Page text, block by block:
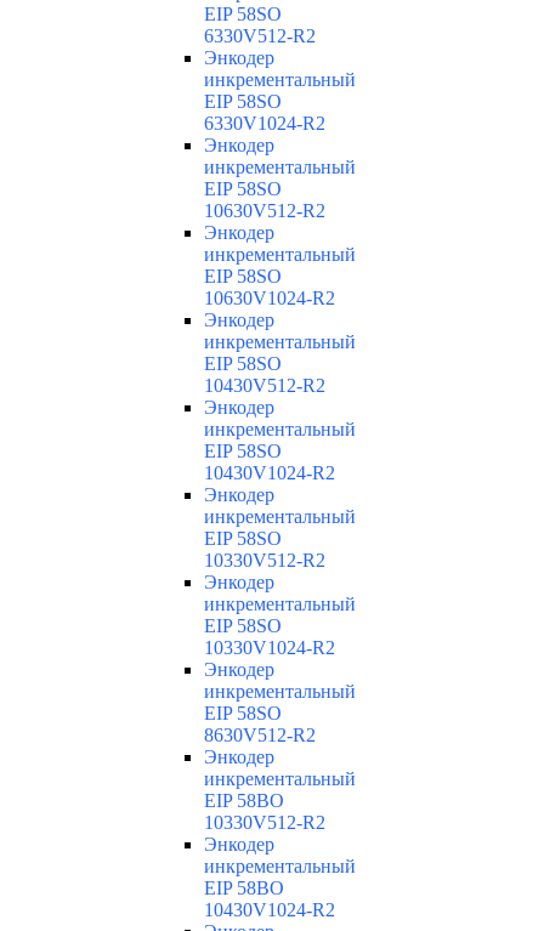
EIP 58SO
6330V512-R2
Энкодер
инкрементальный
EIP 58SO
6330V1024-R2
Энкодер
инкрементальный
EIP 58SO
10630V512-R2
Энкодер
инкрементальный
EIP 58SO
10630V1024-R2
Энкодер
инкрементальный
EIP 58SO
10430V512-R2
Энкодер
инкрементальный
EIP 58SO
10430V1024-R2
Энкодер
инкрементальный
EIP 58SO
10330V512-R2
Энкодер
инкрементальный
EIP 58SO
10330V1024-R2
Энкодер
инкрементальный
EIP 58SO
8630V512-R2
Энкодер
инкрементальный
EIP 58BO
10330V512-R2
Энкодер
инкрементальный
EIP 58BO
10430V1024-R2